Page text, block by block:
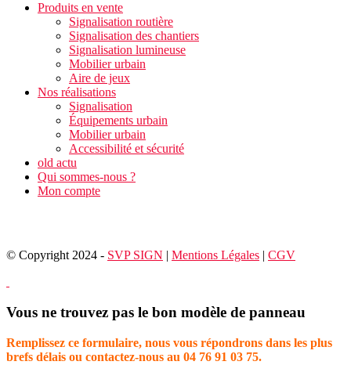
Produits en vente
Signalisation routière
Signalisation des chantiers
Signalisation lumineuse
Mobilier urbain
Aire de jeux
Nos réalisations
Signalisation
Équipements urbain
Mobilier urbain
Accessibilité et sécurité
old actu
Qui sommes-nous ?
Mon compte
© Copyright 2024 - SVP SIGN | Mentions Légales | CGV
Vous ne trouvez pas le bon modèle de panneau
Remplissez ce formulaire, nous vous répondrons dans les plus
brefs délais ou contactez-nous au 04 76 91 03 75.